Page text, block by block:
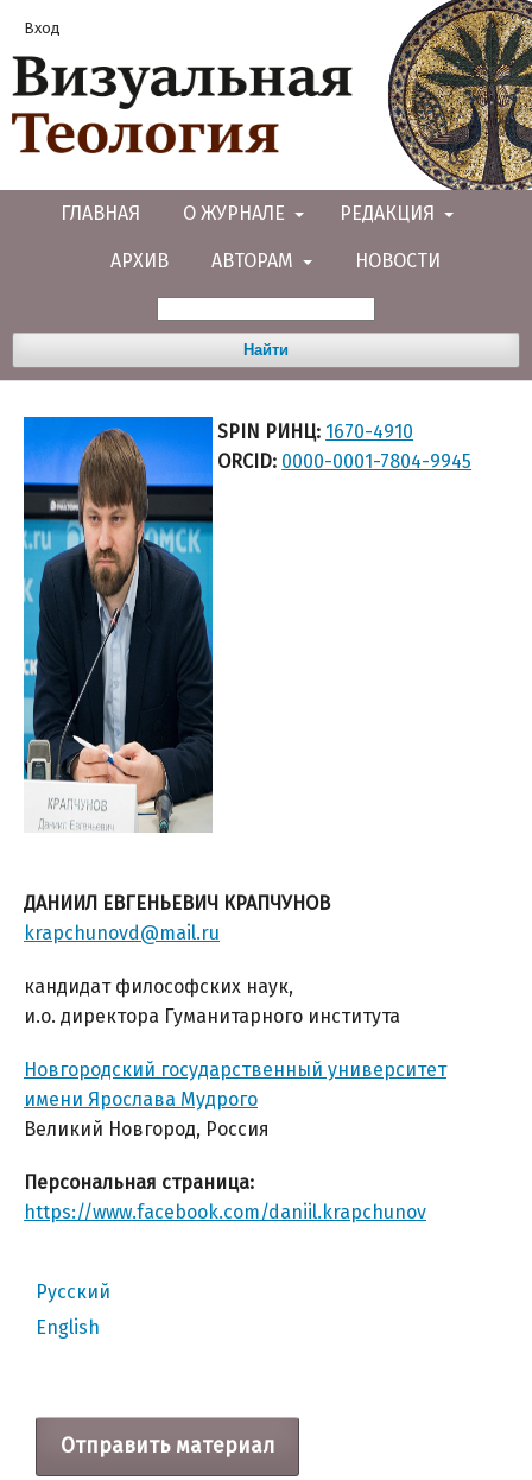
ГЛАВНАЯ О ЖУРНАЛЕ РЕДАКЦИЯ
АРХИВ АВТОРАМ НОВОСТИ
Найти
Вход
SPIN РИНЦ: 1670-4910
ORCID: 0000-0001-7804-9945
ДАНИИЛ ЕВГЕНЬЕВИЧ КРАПЧУНОВ
krapchunovd@mail.ru
кандидат философских наук,
и.о. директора Гуманитарного института
Новгородский государственный университет
имени Ярослава Мудрого
Великий Новгород, Россия
Персональная страница:
https://www.facebook.com/daniil.krapchunov
Русский
English
Отправить материал